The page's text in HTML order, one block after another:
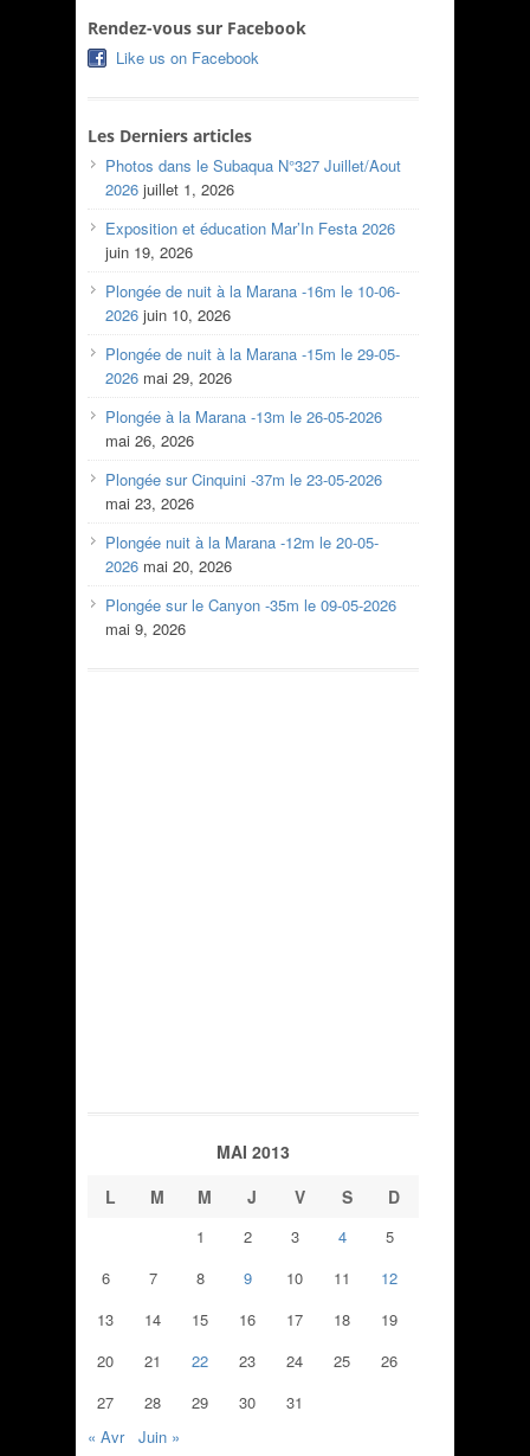
Rendez-vous sur Facebook
Like us on Facebook
Les Derniers articles
Photos dans le Subaqua N°327 Juillet/Aout
2026 juillet 1, 2026
Exposition et éducation Mar’In Festa 2026
juin 19, 2026
Plongée de nuit à la Marana -16m le 10-06-
2026 juin 10, 2026
Plongée de nuit à la Marana -15m le 29-05-
2026 mai 29, 2026
Plongée à la Marana -13m le 26-05-2026
mai 26, 2026
Plongée sur Cinquini -37m le 23-05-2026
mai 23, 2026
Plongée nuit à la Marana -12m le 20-05-
2026 mai 20, 2026
Plongée sur le Canyon -35m le 09-05-2026
mai 9, 2026
MAI 2013
L
M M J V S D
1 2 3 4
5
6
7 8 9 10 11
12
13
14 15 16 17 18
19
20
21 22 23 24 25
26
27
28 29 30
31
« Avr
Juin »